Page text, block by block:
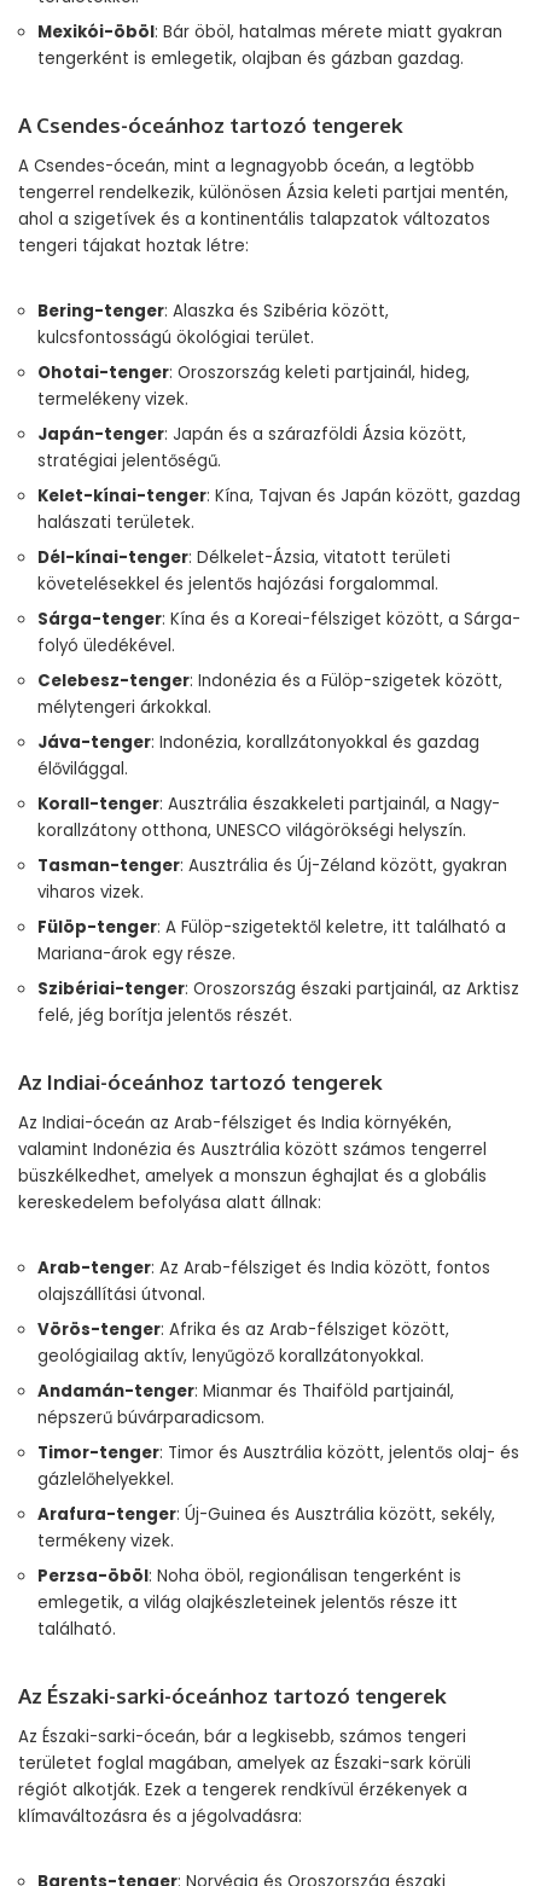
Mexikói-öböl: Bár öböl, hatalmas mérete miatt gyakran
tengerként is emlegetik, olajban és gázban gazdag.
A Csendes-óceánhoz tartozó tengerek
A Csendes-óceán, mint a legnagyobb óceán, a legtöbb
tengerrel rendelkezik, különösen Ázsia keleti partjai mentén,
ahol a szigetívek és a kontinentális talapzatok változatos
tengeri tájakat hoztak létre:
Bering-tenger: Alaszka és Szibéria között,
kulcsfontosságú ökológiai terület.
Ohotai-tenger: Oroszország keleti partjainál, hideg,
termelékeny vizek.
Japán-tenger: Japán és a szárazföldi Ázsia között,
stratégiai jelentőségű.
Kelet-kínai-tenger: Kína, Tajvan és Japán között, gazdag
halászati területek.
Dél-kínai-tenger: Délkelet-Ázsia, vitatott területi
követelésekkel és jelentős hajózási forgalommal.
Sárga-tenger: Kína és a Koreai-félsziget között, a Sárga-
folyó üledékével.
Celebesz-tenger: Indonézia és a Fülöp-szigetek között,
mélytengeri árkokkal.
Jáva-tenger: Indonézia, korallzátonyokkal és gazdag
élővilággal.
Korall-tenger: Ausztrália északkeleti partjainál, a Nagy-
korallzátony otthona, UNESCO világörökségi helyszín.
Tasman-tenger: Ausztrália és Új-Zéland között, gyakran
viharos vizek.
Fülöp-tenger: A Fülöp-szigetektől keletre, itt található a
Mariana-árok egy része.
Szibériai-tenger: Oroszország északi partjainál, az Arktisz
felé, jég borítja jelentős részét.
Az Indiai-óceánhoz tartozó tengerek
Az Indiai-óceán az Arab-félsziget és India környékén,
valamint Indonézia és Ausztrália között számos tengerrel
büszkélkedhet, amelyek a monszun éghajlat és a globális
kereskedelem befolyása alatt állnak:
Arab-tenger: Az Arab-félsziget és India között, fontos
olajszállítási útvonal.
Vörös-tenger: Afrika és az Arab-félsziget között,
geológiailag aktív, lenyűgöző korallzátonyokkal.
Andamán-tenger: Mianmar és Thaiföld partjainál,
népszerű búvárparadicsom.
Timor-tenger: Timor és Ausztrália között, jelentős olaj- és
gázlelőhelyekkel.
Arafura-tenger: Új-Guinea és Ausztrália között, sekély,
termékeny vizek.
Perzsa-öböl: Noha öböl, regionálisan tengerként is
emlegetik, a világ olajkészleteinek jelentős része itt
található.
Az Északi-sarki-óceánhoz tartozó tengerek
Az Északi-sarki-óceán, bár a legkisebb, számos tengeri
területet foglal magában, amelyek az Északi-sark körüli
régiót alkotják. Ezek a tengerek rendkívül érzékenyek a
klímaváltozásra és a jégolvadásra: